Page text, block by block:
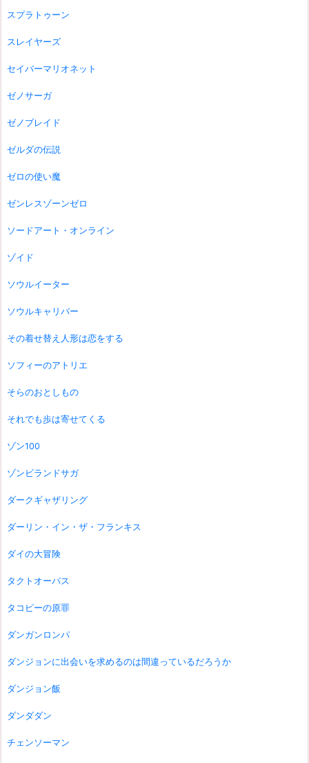
スプラトゥーン
スレイヤーズ
セイバーマリオネット
ゼノサーガ
ゼノブレイド
ゼルダの伝説
ゼロの使い魔
ゼンレスゾーンゼロ
ソードアート・オンライン
ゾイド
ソウルイーター
ソウルキャリバー
その着せ替え人形は恋をする
ソフィーのアトリエ
そらのおとしもの
それでも歩は寄せてくる
ゾン100
ゾンビランドサガ
ダークギャザリング
ダーリン・イン・ザ・フランキス
ダイの大冒険
タクトオーパス
タコピーの原罪
ダンガンロンパ
ダンジョンに出会いを求めるのは間違っているだろうか
ダンジョン飯
ダンダダン
チェンソーマン